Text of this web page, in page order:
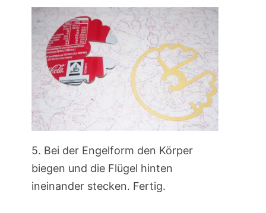
5. Bei der Engelform den Körper
biegen und die Flügel hinten
ineinander stecken. Fertig.